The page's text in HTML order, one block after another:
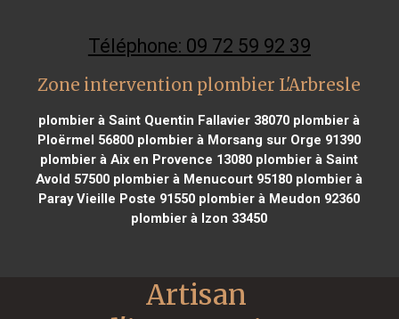
Téléphone: 09 72 59 92 39
Zone intervention plombier L'Arbresle
plombier à Saint Quentin Fallavier 38070 plombier à
Ploërmel 56800 plombier à Morsang sur Orge 91390
plombier à Aix en Provence 13080 plombier à Saint
Avold 57500 plombier à Menucourt 95180 plombier à
Paray Vieille Poste 91550 plombier à Meudon 92360
plombier à Izon 33450
Artisan